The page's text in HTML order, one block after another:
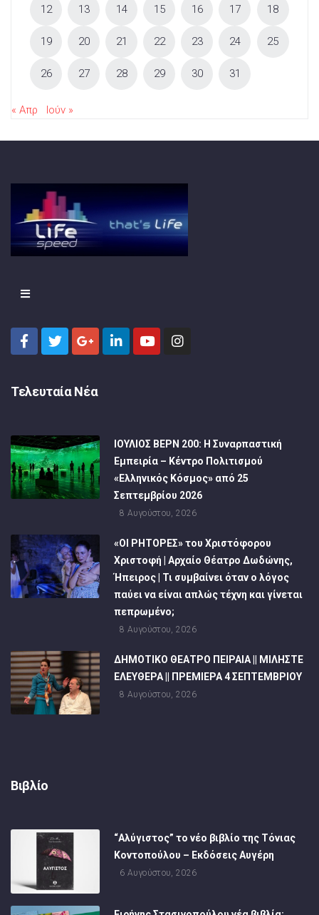
12 13 14 15 16 17 18
19 20 21 22 23 24 25
26 27 28 29 30 31
« Απρ Ιούν »
Τελευταία Νέα
ΙΟΥΛΙΟΣ ΒΕΡΝ 200: Η Συναρπαστική
Εμπειρία – Κέντρο Πολιτισμού
«Ελληνικός Κόσμος» από 25
Σεπτεμβρίου 2026
8 Αυγούστου, 2026
«ΟΙ ΡΗΤΟΡΕΣ» του Χριστόφορου
Χριστοφή | Αρχαίο Θέατρο Δωδώνης,
Ήπειρος | Τι συμβαίνει όταν ο λόγος
παύει να είναι απλώς τέχνη και γίνεται
πεπρωμένο;
8 Αυγούστου, 2026
ΔΗΜΟΤΙΚΟ ΘΕΑΤΡΟ ΠΕΙΡΑΙΑ || ΜΙΛΗΣΤΕ
ΕΛΕΥΘΕΡΑ || ΠΡΕΜΙΕΡΑ 4 ΣΕΠΤΕΜΒΡΙΟΥ
8 Αυγούστου, 2026
Βιβλίο
“Αλύγιστος” το νέο βιβλίο της Τόνιας
Κοντοπούλου – Εκδόσεις Αυγέρη
6 Αυγούστου, 2026